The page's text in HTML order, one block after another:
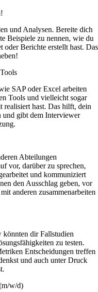
und Analysen. Bereite dich
Beispiele zu nennen, wie du
oder Berichte erstellt hast. Das
SAP oder Excel arbeiten
Tools und vielleicht sogar
realisiert hast. Das hilft, dein
und gibt dem Interviewer
Abteilungen
vor, darüber zu sprechen,
und kommuniziert
den Ausschlag geben, vor
anderen zusammenarbeiten
dir Fallstudien
zu testen.
Entscheidungen treffen
und auch unter Druck
w/d)